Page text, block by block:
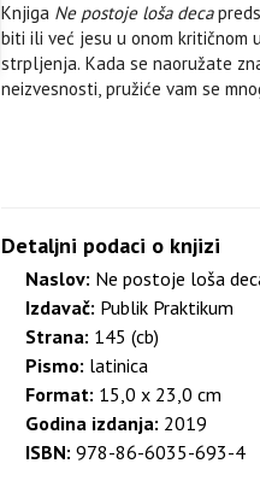
Knjiga Ne postoje loša deca
biti ili već jesu u onom kritičnom
strpljenja. Kada se naoružate
neizvesnosti, pružiće vam se
Detaljni podaci o knjizi
Naslov: Ne postoje loša
Izdavač: Publik Praktikum
Strana: 145 (cb)
Pismo: latinica
Format: 15,0 x 23,0 cm
Godina izdanja: 2019
ISBN: 978-86-6035-693-4